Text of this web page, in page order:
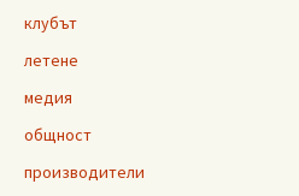
клубът
летене
медия
общност
производители